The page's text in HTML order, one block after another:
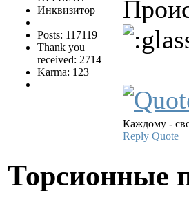
Инквизитор
Posts: 117119
Thank you
received: 2714
Karma: 123
Каждому -
Reply Quote
Торсионные